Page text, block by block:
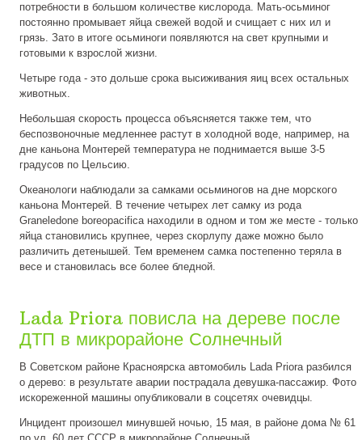
потребности в большом количестве кислорода. Мать-осьминог
постоянно промывает яйца свежей водой и счищает с них ил и
грязь. Зато в итоге осьминоги появляются на свет крупными и
готовыми к взрослой жизни.
Четыре года - это дольше срока высиживания яиц всех остальных
животных.
Небольшая скорость процесса объясняется также тем, что
беспозвоночные медленнее растут в холодной воде, например, на
дне каньона Монтерей температура не поднимается выше 3-5
градусов по Цельсию.
Океанологи наблюдали за самками осьминогов на дне морского
каньона Монтерей. В течение четырех лет самку из рода
Graneledone boreopacifica находили в одном и том же месте - только
яйца становились крупнее, через скорлупу даже можно было
различить детенышей. Тем временем самка постепенно теряла в
весе и становилась все более бледной.
Lada Priora повисла на дереве после
ДТП в микрорайоне Солнечный
В Советском районе Красноярска автомобиль Lada Priora разбился
о дерево: в результате аварии пострадала девушка-пассажир. Фото
искореженной машины опубликовали в соцсетях очевидцы.
Инцидент произошел минувшей ночью, 15 мая, в районе дома № 61